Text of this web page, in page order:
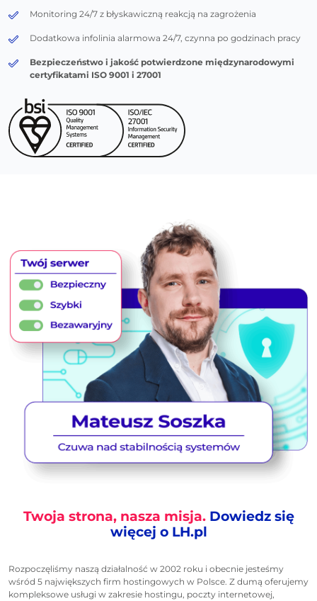
Monitoring 24/7 z błyskawiczną reakcją na zagrożenia
Dodatkowa infolinia alarmowa 24/7, czynna po godzinach pracy
Bezpieczeństwo i jakość potwierdzone międzynarodowymi
certyfikatami ISO 9001 i 27001
Twoja strona, nasza misja.Dowiedz się
więcej o LH.pl
Rozpoczęliśmy naszą działalność w 2002 roku i obecnie jesteśmy
wśród 5 największych firm hostingowych w Polsce. Z dumą oferujemy
kompleksowe usługi w zakresie hostingu, poczty internetowej,